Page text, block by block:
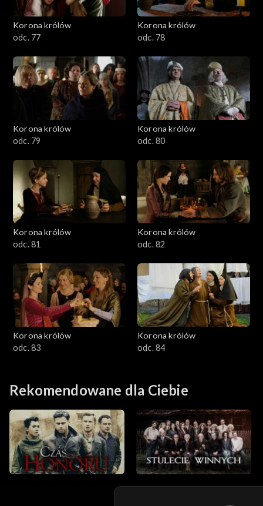
Korona królów
odc. 77
Korona królów
odc. 78
Korona królów
odc. 79
Korona królów
odc. 80
Korona królów
odc. 81
Korona królów
odc. 82
Korona królów
odc. 83
Korona królów
odc. 84
Rekomendowane dla Ciebie